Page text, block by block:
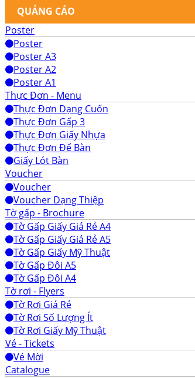
QUẢNG CÁO
Poster
Poster
Poster A3
Poster A2
Poster A1
Thực Đơn - Menu
Thực Đơn Dạng Cuốn
Thực Đơn Gấp 3
Thực Đơn Giấy Nhựa
Thực Đơn Để Bàn
Giấy Lót Bàn
Voucher
Voucher
Voucher Dạng Thiệp
Tờ gấp - Brochure
Tờ Gấp Giấy Giá Rẻ A4
Tờ Gấp Giấy Giá Rẻ A5
Tờ Gấp Giấy Mỹ Thuật
Tờ Gấp Đôi A5
Tờ Gấp Đôi A4
Tờ rơi - Flyers
Tờ Rơi Giá Rẻ
Tờ Rơi Số Lượng Ít
Tờ Rơi Giấy Mỹ Thuật
Vé - Tickets
Vé Mời
Catalogue